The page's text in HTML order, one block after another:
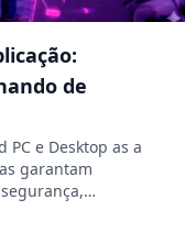
de
PC e Desktop as a
garantam